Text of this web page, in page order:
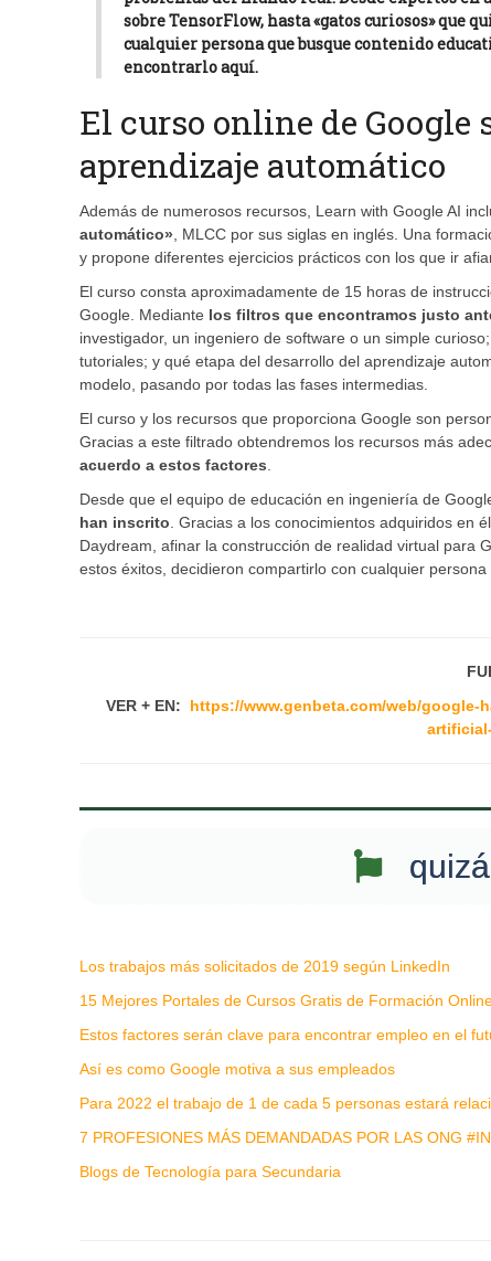
sobre TensorFlow, hasta «gatos curiosos»
cualquier persona que busque contenido
encontrarlo aquí.
El curso online de
aprendizaje automático
Además de numerosos recursos, Learn with Google AI
automático», MLCC por sus siglas en inglés. Una
y propone diferentes ejercicios prácticos con los que ir
El curso consta aproximadamente de 15 horas de
Google. Mediante los filtros que encontramos justo
investigador, un ingeniero de software o un simple
tutoriales; y qué etapa del desarrollo del aprendizaje
modelo, pasando por todas las fases intermedias.
El curso y los recursos que proporciona Google son
Gracias a este filtrado obtendremos los recursos más
acuerdo a estos factores.
Desde que el equipo de educación en ingeniería de
han inscrito. Gracias a los conocimientos adquiridos en
Daydream, afinar la construcción de realidad virtual para
estos éxitos, decidieron compartirlo con cualquier persona
VER + EN: https://www.genbeta.com/web/
Los trabajos más solicitados de 2019 según LinkedIn
15 Mejores Portales de Cursos Gratis de Formación
Estos factores serán clave para encontrar empleo en el
Así es como Google motiva a sus empleados
Para 2022 el trabajo de 1 de cada 5 personas estará
7 PROFESIONES MÁS DEMANDADAS POR LAS ONG
Blogs de Tecnología para Secundaria